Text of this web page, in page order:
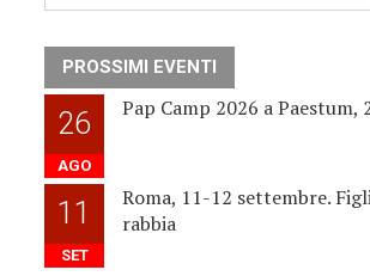
PROSSIMI EVENTI
26
AGO
Pap Camp 2026 a Paestum,
11
SET
Roma, 11-12 settembre.
rabbia